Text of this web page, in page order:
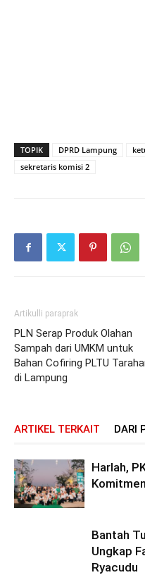
TOPIK DPRD Lampung
sekretaris komisi 2
Artikulli paraprak
PLN Serap Produk Olahan
Sampah dari UMKM untuk
Bahan Cofiring PLTU
di Lampung
ARTIKEL TERKAIT DARI
Harlah,
Bantah
Ungkap
Ryacudu